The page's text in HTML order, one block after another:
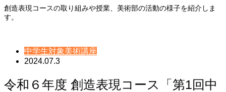
創造表現コースの取り組みや授業、美術部の活動の様子を紹介しま
す。
中学生対象美術講座
2024.07.3
令和６年度 創造表現コース「第1回中